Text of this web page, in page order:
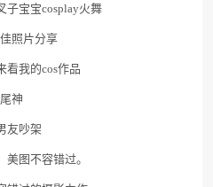
子宝宝cosplay火舞
照片分享
看我的cos作品
神
友吵架
图不容错过。